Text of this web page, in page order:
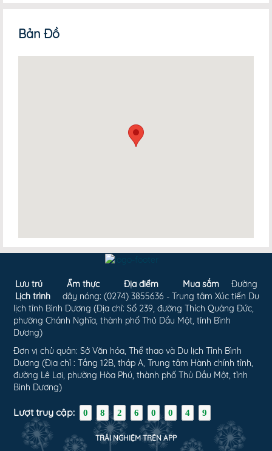
Bản Đồ
Lưu trú Ẩm thực Địa điểm
Mua sắm
Lịch trình
Đường
dây nóng: (0274) 3855636 - Trung tâm Xúc tiến Du
lịch tỉnh Bình Dương (Địa chỉ: Số 239, đường Thích Quảng Đức,
phường Chánh Nghĩa, thành phố Thủ Dầu Một, tỉnh Bình
Dương)
Đơn vị chủ quản: Sở Văn hóa, Thể thao và Du lịch Tỉnh Bình
Dương (Địa chỉ : Tầng 12B, tháp A, Trung tâm Hành chính tỉnh,
đường Lê Lợi, phường Hòa Phú, thành phố Thủ Dầu Một, tỉnh
Bình Dương)
Lượt truy cập: 0 8 2 6 0 0 4 9
TRẢI NGHIỆM TRÊN APP